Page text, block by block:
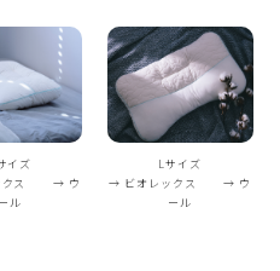
イズ
ス → ウ
ール
Lサイズ
→ ビオレックス → ウ
ール